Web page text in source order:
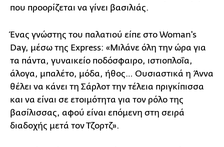
που προορίζεται να γίνει βασιλιάς.
Ένας γνώστης του παλατιού είπε στο Woman's
Day, μέσω της Express: «Μιλάνε όλη την ώρα για
τα πάντα, γυναικείο ποδόσφαιρο, ιστιοπλοΐα,
άλογα, μπαλέτο, μόδα, ήθος… Ουσιαστικά η Άννα
θέλει να κάνει τη Σάρλοτ την τέλεια πριγκίπισσα
και να είναι σε ετοιμότητα για τον ρόλο της
βασίλισσας, αφού είναι επόμενη στη σειρά
διαδοχής μετά τον Τζορτζ».